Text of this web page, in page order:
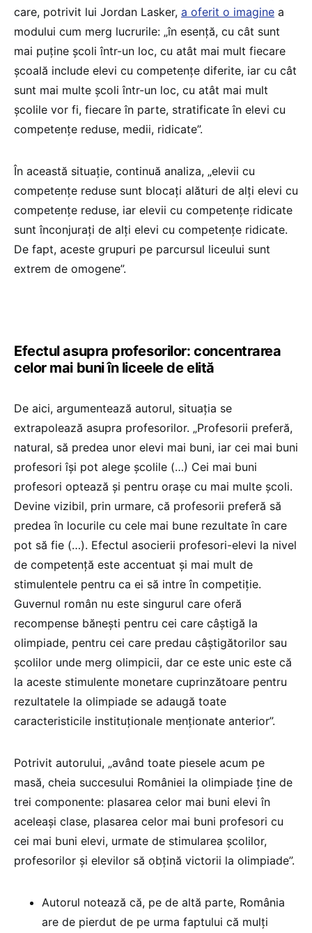
care, potrivit lui Jordan Lasker, a oferit o imagine a
modului cum merg lucrurile: „în esență, cu cât sunt
mai puține școli într-un loc, cu atât mai mult fiecare
școală include elevi cu competențe diferite, iar cu cât
sunt mai multe școli într-un loc, cu atât mai mult
școlile vor fi, fiecare în parte, stratificate în elevi cu
competențe reduse, medii, ridicate”.
În această situație, continuă analiza, „elevii cu
competențe reduse sunt blocați alături de alți elevi cu
competențe reduse, iar elevii cu competențe ridicate
sunt înconjurați de alți elevi cu competențe ridicate.
De fapt, aceste grupuri pe parcursul liceului sunt
extrem de omogene”.
Efectul asupra profesorilor: concentrarea
celor mai buni în liceele de elită
De aici, argumentează autorul, situația se
extrapolează asupra profesorilor. „Profesorii preferă,
natural, să predea unor elevi mai buni, iar cei mai buni
profesori își pot alege școlile (…) Cei mai buni
profesori optează și pentru orașe cu mai multe școli.
Devine vizibil, prin urmare, că profesorii preferă să
predea în locurile cu cele mai bune rezultate în care
pot să fie (…). Efectul asocierii profesori-elevi la nivel
de competență este accentuat și mai mult de
stimulentele pentru ca ei să intre în competiție.
Guvernul român nu este singurul care oferă
recompense bănești pentru cei care câștigă la
olimpiade, pentru cei care predau câștigătorilor sau
școlilor unde merg olimpicii, dar ce este unic este că
la aceste stimulente monetare cuprinzătoare pentru
rezultatele la olimpiade se adaugă toate
caracteristicile instituționale menționate anterior”.
Potrivit autorului, „având toate piesele acum pe
masă, cheia succesului României la olimpiade ține de
trei componente: plasarea celor mai buni elevi în
aceleași clase, plasarea celor mai buni profesori cu
cei mai buni elevi, urmate de stimularea școlilor,
profesorilor și elevilor să obțină victorii la olimpiade”.
Autorul notează că, pe de altă parte, România
are de pierdut de pe urma faptului că mulți